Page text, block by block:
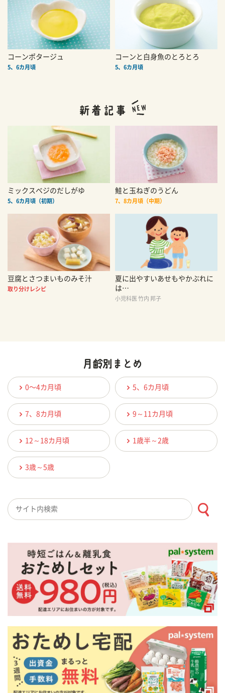
コーンポタージュ
5、6カ月頃
コーンと白身魚のとろとろ
5、6カ月頃
ミックスベジのだしがゆ
5、6カ月頃（初期）
鮭と玉ねぎのうどん
7、8カ月頃（中期）
豆腐とさつまいものみそ汁
取り分けレシピ
夏に出やすいあせもやかぶれに
は…
小児科医 竹内 邦子
0〜4カ月頃 5、6カ月頃
7、8カ月頃 9～11カ月頃
12～18カ月頃 1歳半～2歳
3歳～5歳
検索キーワード入力